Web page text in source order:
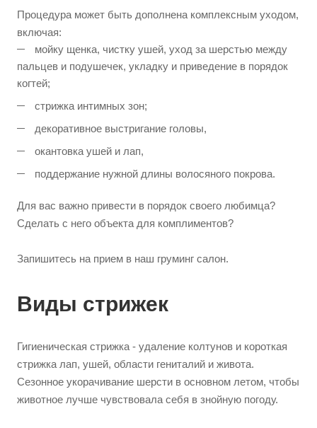
Процедура может быть дополнена комплексным уходом,
включая:
мойку щенка, чистку ушей, уход за шерстью между
пальцев и подушечек, укладку и приведение в порядок
когтей;
стрижка интимных зон;
декоративное выстригание головы,
окантовка ушей и лап,
поддержание нужной длины волосяного покрова.
Для вас важно привести в порядок своего любимца?
Сделать с него объекта для комплиментов?
Запишитесь на прием в наш груминг салон.
Виды стрижек
Гигиеническая стрижка - удаление колтунов и короткая
стрижка лап, ушей, области гениталий и живота.
Сезонное укорачивание шерсти в основном летом, чтобы
животное лучше чувствовала себя в знойную погоду.